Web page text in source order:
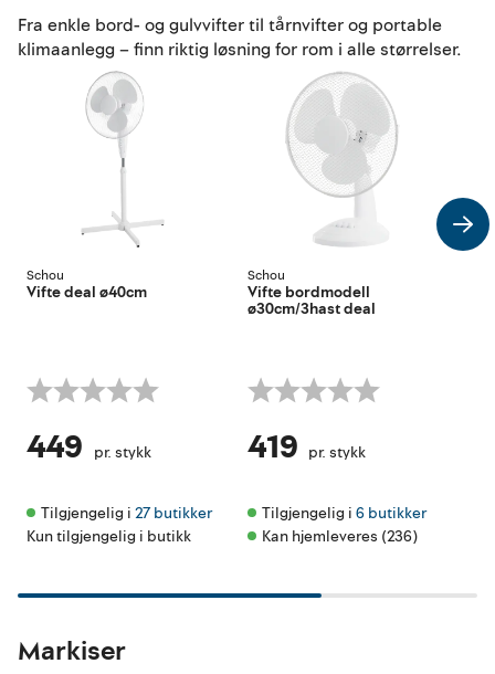
Fra enkle bord- og gulvvifter til tårnvifter og portable
klimaanlegg – finn riktig løsning for rom i alle størrelser.
Schou
Vifte deal ø40cm
449 pr. stykk
Tilgjengelig i 27 butikker
Kun tilgjengelig i butikk
Schou
Vifte bordmodell
ø30cm/3hast deal
419 pr. stykk
Tilgjengelig i 6 butikker
Kan hjemleveres (236)
Markiser